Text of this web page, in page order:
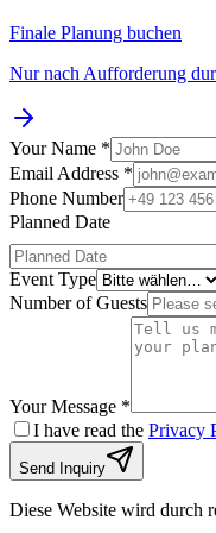
Finale Planung buchen
Nur nach Aufforderung
Your Name *
Email Address *
Phone Number
Planned Date
Event Type
Number of Guests
Your Message *
I have read the Privacy
Send Inquiry
Diese Website wird durch